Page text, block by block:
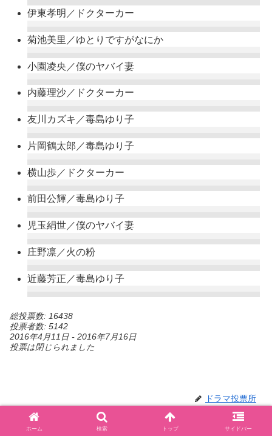
伊東孝明／ドクターカー
菊池美里／ゆとりですがなにか
小園凌央／僕のヤバイ妻
内藤理沙／ドクターカー
友川カズキ／毒島ゆり子
片岡鶴太郎／毒島ゆり子
横山歩／ドクターカー
前田公輝／毒島ゆり子
児玉絹世／僕のヤバイ妻
庄野凛／火の粉
近藤芳正／毒島ゆり子
総投票数: 16438
投票者数: 5142
2016年4月11日 - 2016年7月16日
投票は閉じられました
ドラマ投票所
ホーム 検索 トップ サイドバー